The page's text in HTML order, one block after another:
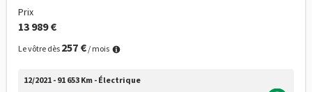
Prix
13 989 €
Le vôtre dès 257 € / mois
12/2021 - 91 653 Km - Électrique